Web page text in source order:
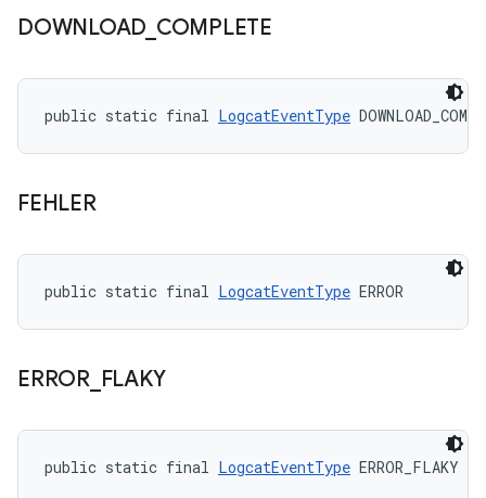
DOWNLOAD COMPLETE
public static final LogcatEventType
FEHLER
public static final LogcatEventType ERROR
ERROR_ FLAKY
public static final LogcatEventType ERROR_FLAKY